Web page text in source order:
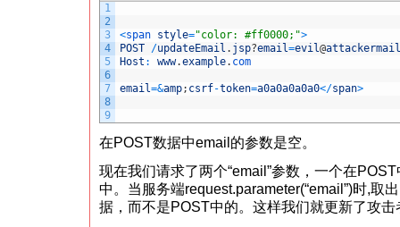
1
2
3
4
5
6
7
8
9
<span style="color: #ff0000;">
POST /updateEmail . jsp?email=evil@attackermail
Host : www.example. com
email=&amp; csrf-token=a0a0a0a0a0</span>
在POST数据中email的参数是空。
现在我们请求了两个“email”参数，一个在
中。当服务端request.parameter(“email”)时,取
据，而不是POST中的。这样我们就更新了攻